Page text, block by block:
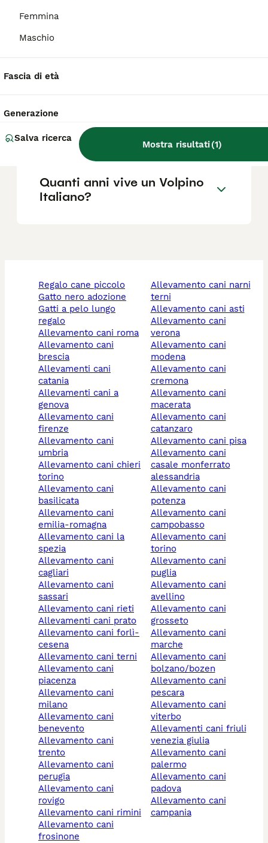
Femmina
Maschio
Fascia di età
Generazione
Salva ricerca
Mostra risultati(1)
Quali sono i difetti del
Il Volpino soffre la
Il Volpino è aggressivo?
Quanti anni vive un Volpino
Italiano?
regalo cane piccolo
gatto nero adozione
gatti a pelo lungo
regalo
allevamento cani roma
allevamento cani
brescia
allevamenti cani
catania
allevamenti cani a
genova
allevamento cani
firenze
allevamento cani
umbria
allevamento cani chieri
torino
allevamento cani
basilicata
allevamento cani
emilia-romagna
allevamento cani la
spezia
allevamento cani
cagliari
allevamento cani
sassari
allevamento cani rieti
allevamenti cani prato
allevamento cani forlì-
cesena
allevamento cani terni
allevamento cani
piacenza
allevamento cani
milano
allevamento cani
benevento
allevamento cani
trento
allevamento cani
perugia
allevamento cani
rovigo
allevamento cani rimini
allevamento cani
frosinone
allevamento cani narni
terni
allevamento cani asti
allevamento cani
verona
allevamento cani
modena
allevamento cani
cremona
allevamento cani
macerata
allevamento cani
catanzaro
allevamento cani pisa
allevamento cani
casale monferrato
alessandria
allevamento cani
potenza
allevamento cani
campobasso
allevamento cani
torino
allevamento cani
puglia
allevamento cani
avellino
allevamento cani
grosseto
allevamento cani
marche
allevamento cani
bolzano/bozen
allevamento cani
pescara
allevamento cani
viterbo
allevamenti cani friuli
venezia giulia
allevamento cani
palermo
allevamento cani
padova
allevamento cani
campania